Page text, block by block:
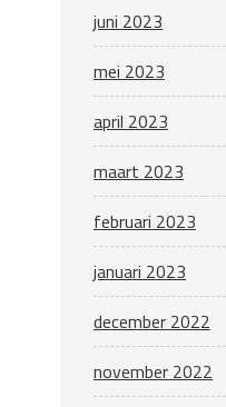
juni 2023
mei 2023
april 2023
maart 2023
februari 2023
januari 2023
december 2022
november 2022